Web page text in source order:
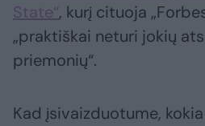
State“, kurį cituoja
„praktiškai neturi jokių
priemonių“.
Kad įsivaizduotume,